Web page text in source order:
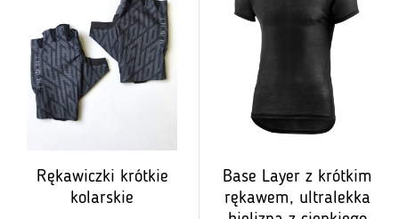
Rękawiczki krótkie
kolarskie
Base Layer z krótkim
rękawem, ultralekka